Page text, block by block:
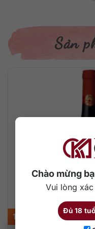
Chào mừng
Vui lòng
Đủ 18
Sản
1.350.000